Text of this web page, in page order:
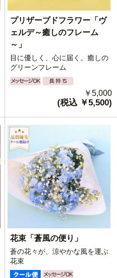
プリザーブドフラワー「ヴ
ェルデ～癒しのフレーム
～」
目に優しく、心に届く。癒しの
グリーンフレーム
￥5,000
(税込 ￥5,500)
花束「蒼風の便り」
蒼の花々が、涼やかな風を運ぶ
花束